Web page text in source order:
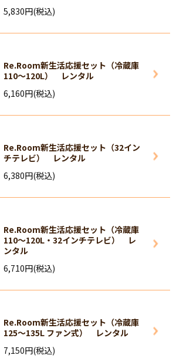
5,830円(税込)
Re.Room新生活応援セット（冷蔵庫
110～120L） レンタル
6,160円(税込)
Re.Room新生活応援セット（32イン
チテレビ） レンタル
6,380円(税込)
Re.Room新生活応援セット（冷蔵庫
110～120L・32インチテレビ） レ
ンタル
6,710円(税込)
Re.Room新生活応援セット（冷蔵庫
125～135L ファン式） レンタル
7,150円(税込)